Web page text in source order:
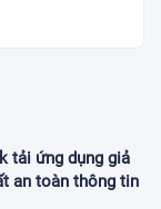
tải ứng dụng giả
an toàn thông tin